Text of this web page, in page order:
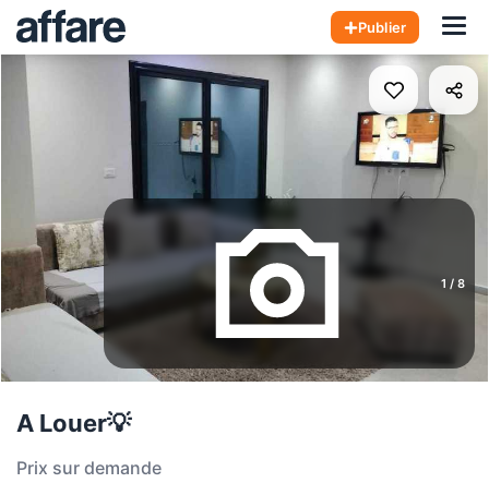
Publier
1 / 8
A Louer💡
Prix sur demande